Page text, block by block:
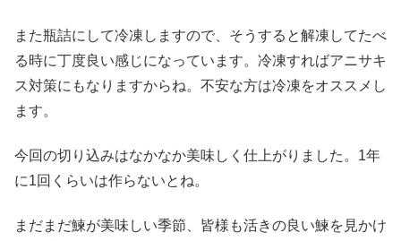
また瓶詰にして冷凍しますので、そうすると解凍してたべ
る時に丁度良い感じになっています。冷凍すればアニサキ
ス対策にもなりますからね。不安な方は冷凍をオススメし
ます。
今回の切り込みはなかなか美味しく仕上がりました。1年
に1回くらいは作らないとね。
まだまだ鰊が美味しい季節、皆様も活きの良い鰊を見かけ